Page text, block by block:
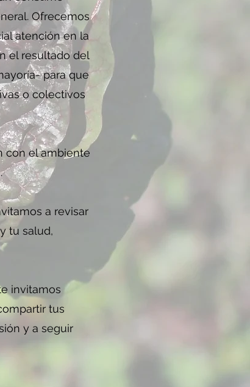
Ofrecemos
atención en la
el resultado del
para que
o colectivos
con el ambiente
a revisar
tu salud,
invitamos
tus
y a seguir